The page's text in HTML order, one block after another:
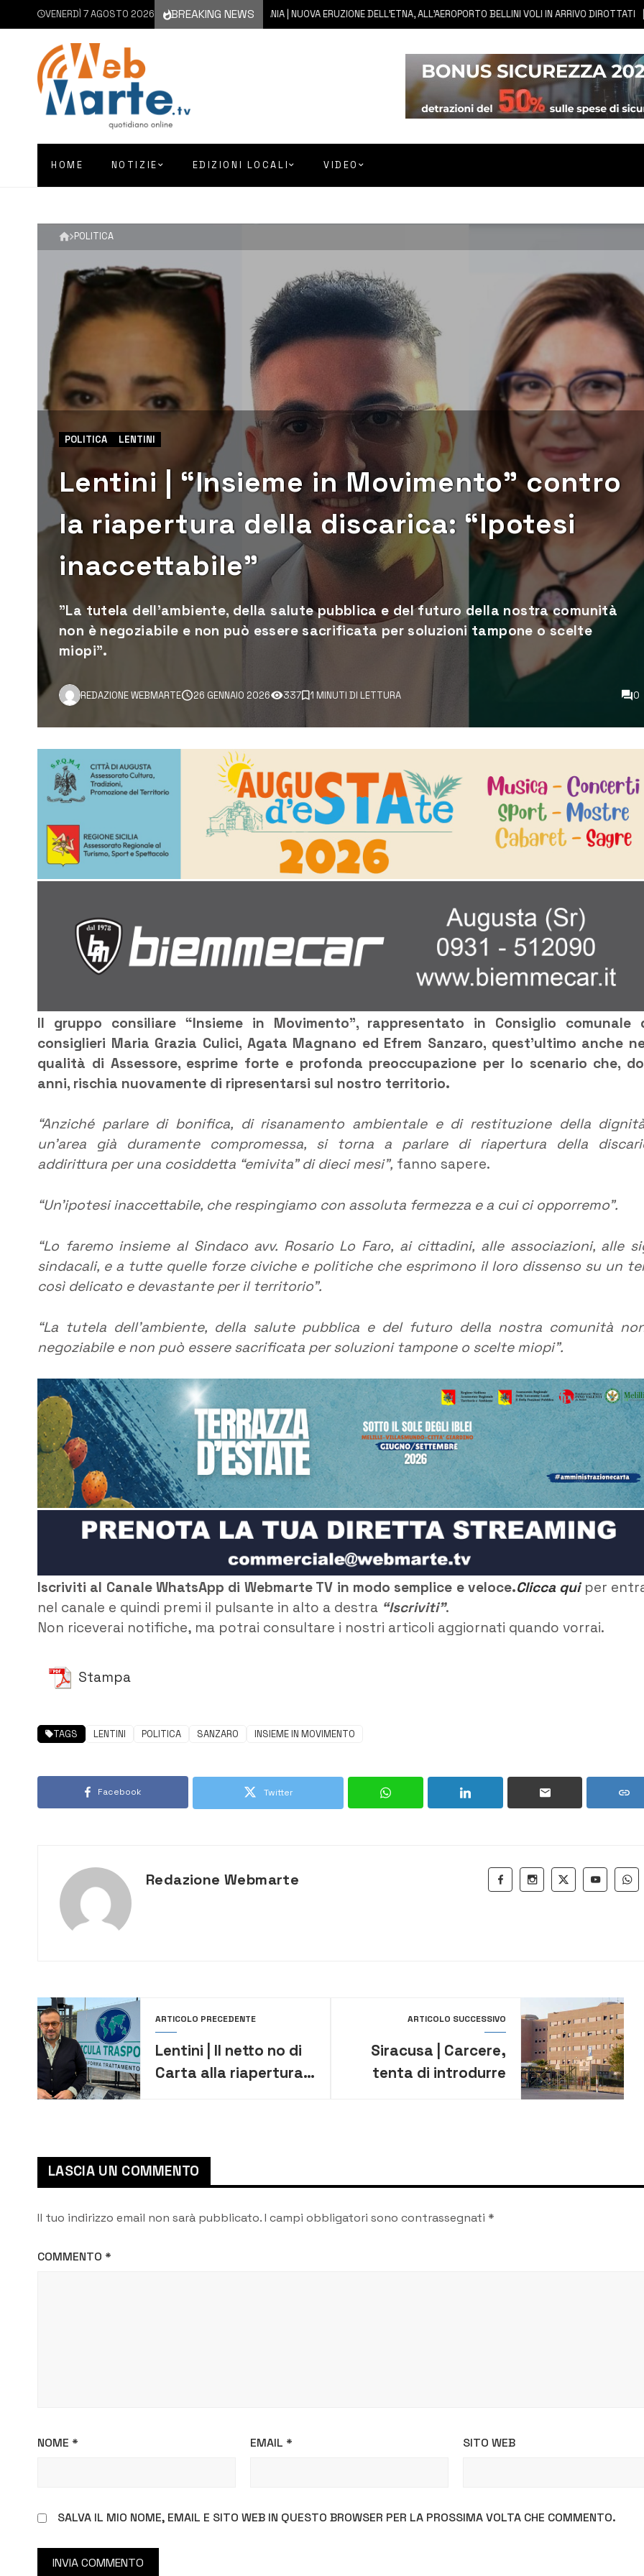
VENERDÌ 7 AGOSTO 2026 BREAKING NEWS
7 AGOSTO 2026 CATANIA | NUOVA ERUZIONE DELL’ETNA, ALL’AEROPORTO BELLINI VOLI IN ARRIVO DIROTTATI 7
HOME NOTIZIE EDIZIONI LOCALI VIDEO
POLITICA
POLITICA LENTINI
Lentini | “Insieme in Movimento” contro
la riapertura della discarica: “Ipotesi
inaccettabile”
"La tutela dell’ambiente, della salute pubblica e del futuro della nostra comunità
non è negoziabile e non può essere sacrificata per soluzioni tampone o scelte
miopi".
REDAZIONE WEBMARTE 26 GENNAIO 2026 337 1 MINUTI DI LETTURA 0
Il gruppo consiliare “Insieme in Movimento”, rappresentato in Consiglio comunale
consiglieri Maria Grazia Culici, Agata Magnano ed Efrem Sanzaro, quest’ultimo anche
qualità di Assessore, esprime forte e profonda preoccupazione per lo scenario che,
anni, rischia nuovamente di ripresentarsi sul nostro territorio.
“Anziché parlare di bonifica, di risanamento ambientale e di restituzione della
un’area già duramente compromessa, si torna a parlare di riapertura della
addirittura per una cosiddetta “emivita” di dieci mesi”, fanno sapere.
“Un’ipotesi inaccettabile, che respingiamo con assoluta fermezza e a cui ci opporremo”.
“Lo faremo insieme al Sindaco avv. Rosario Lo Faro, ai cittadini, alle associazioni, alle
sindacali, e a tutte quelle forze civiche e politiche che esprimono il loro dissenso su un
così delicato e devastante per il territorio”.
“La tutela dell’ambiente, della salute pubblica e del futuro della nostra comunità
negoziabile e non può essere sacrificata per soluzioni tampone o scelte miopi”.
Iscriviti al Canale WhatsApp di Webmarte TV in modo semplice e veloce.Clicca quiper
nel canale e quindi premi il pulsante in alto a destra “Iscriviti”.
Non riceverai notifiche, ma potrai consultare i nostri articoli aggiornati quando vorrai.
Stampa
TAGS LENTINI POLITICA SANZARO INSIEME IN MOVIMENTO
Facebook Twitter
Redazione Webmarte
ARTICOLO PRECEDENTE
Lentini | Il netto no di
Carta alla riapertura
ARTICOLO SUCCESSIVO
Siracusa | Carcere,
tenta di introdurre
LASCIA UN COMMENTO
Il tuo indirizzo email non sarà pubblicato.I campi obbligatori sono contrassegnati *
COMMENTO *
NOME * EMAIL * SITO WEB
SALVA IL MIO NOME, EMAIL E SITO WEB IN QUESTO BROWSER PER LA PROSSIMA VOLTA CHE COMMENTO.